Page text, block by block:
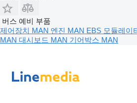
버스 예비 부품
제어장치 MAN 엔진 MAN EBS 모듈레이
MAN 대시보드 MAN 기어박스 MAN